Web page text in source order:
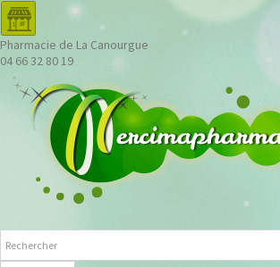
Pharmacie de La Canourgue
04 66 32 80 19